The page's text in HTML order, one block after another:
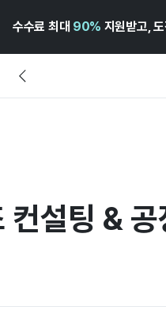
수수료 최대 90% 지원받고,
설팅 &